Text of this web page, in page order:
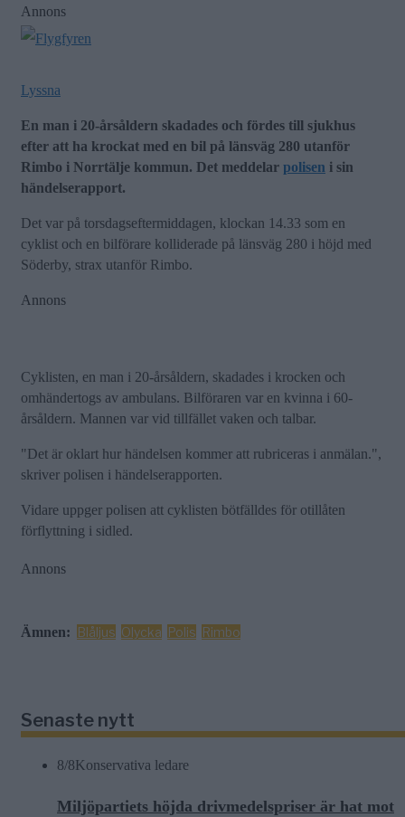
Annons
Lyssna
En man i 20-årsåldern skadades och fördes till sjukhus
efter att ha krockat med en bil på länsväg 280 utanför
Rimbo i Norrtälje kommun. Det meddelar polisen i sin
händelserapport.
Det var på torsdagseftermiddagen, klockan 14.33 som en
cyklist och en bilförare kolliderade på länsväg 280 i höjd med
Söderby, strax utanför Rimbo.
Annons
Cyklisten, en man i 20-årsåldern, skadades i krocken och
omhändertogs av ambulans. Bilföraren var en kvinna i 60-
årsåldern. Mannen var vid tillfället vaken och talbar.
"Det är oklart hur händelsen kommer att rubriceras i anmälan.",
skriver polisen i händelserapporten.
Vidare uppger polisen att cyklisten bötfälldes för otillåten
förflyttning i sidled.
Annons
Ämnen: Blåljus Olycka Polis Rimbo
Senaste nytt
8/8Konservativa ledare
Miljöpartiets höjda drivmedelspriser är hat mot